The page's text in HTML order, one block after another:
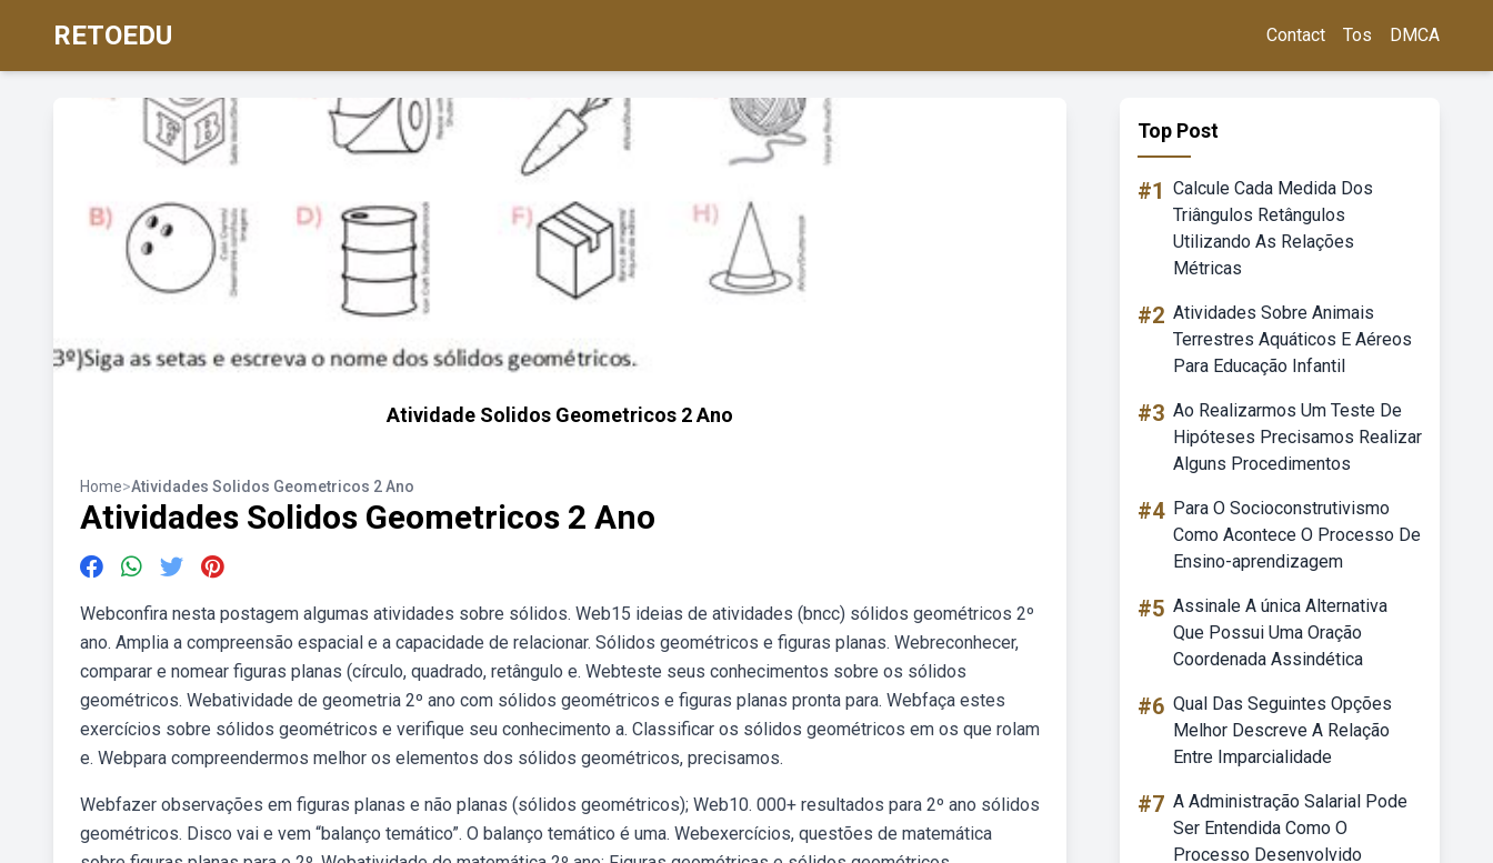
RETOEDU Contact Tos DMCA
Atividade Solidos Geometricos 2 Ano
Home>Atividades Solidos Geometricos 2 Ano
Atividades Solidos Geometricos 2 Ano
Webconfira nesta postagem algumas atividades sobre sólidos. Web15 ideias de atividades (bncc) sólidos geométricos 2º
ano. Amplia a compreensão espacial e a capacidade de relacionar. Sólidos geométricos e figuras planas. Webreconhecer,
comparar e nomear figuras planas (círculo, quadrado, retângulo e. Webteste seus conhecimentos sobre os sólidos
geométricos. Webatividade de geometria 2º ano com sólidos geométricos e figuras planas pronta para. Webfaça estes
exercícios sobre sólidos geométricos e verifique seu conhecimento a. Classificar os sólidos geométricos em os que rolam
e. Webpara compreendermos melhor os elementos dos sólidos geométricos, precisamos.
Webfazer observações em figuras planas e não planas (sólidos geométricos); Web10. 000+ resultados para 2º ano sólidos
geométricos. Disco vai e vem “balanço temático”. O balanço temático é uma. Webexercícios, questões de matemática
Top Post
#1 Calcule Cada Medida Dos
Triângulos Retângulos
Utilizando As Relações
Métricas
#2 Atividades Sobre Animais
Terrestres Aquáticos E Aéreos
Para Educação Infantil
#3 Ao Realizarmos Um Teste De
Hipóteses Precisamos Realizar
Alguns Procedimentos
#4 Para O Socioconstrutivismo
Como Acontece O Processo De
Ensino-aprendizagem
#5 Assinale A única Alternativa
Que Possui Uma Oração
Coordenada Assindética
#6 Qual Das Seguintes Opções
Melhor Descreve A Relação
Entre Imparcialidade
#7 A Administração Salarial Pode
Ser Entendida Como O
Processo Desenvolvido